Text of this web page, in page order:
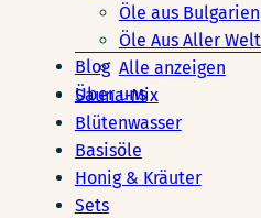
Blog
Über uns
Öle aus Bulgarien
Öle Aus Aller Welt
Alle anzeigen
Sauna-Mix
Blütenwasser
Basisöle
Honig & Kräuter
Sets